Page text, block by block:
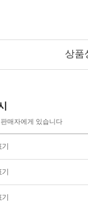
상품
매자에게 있습니다